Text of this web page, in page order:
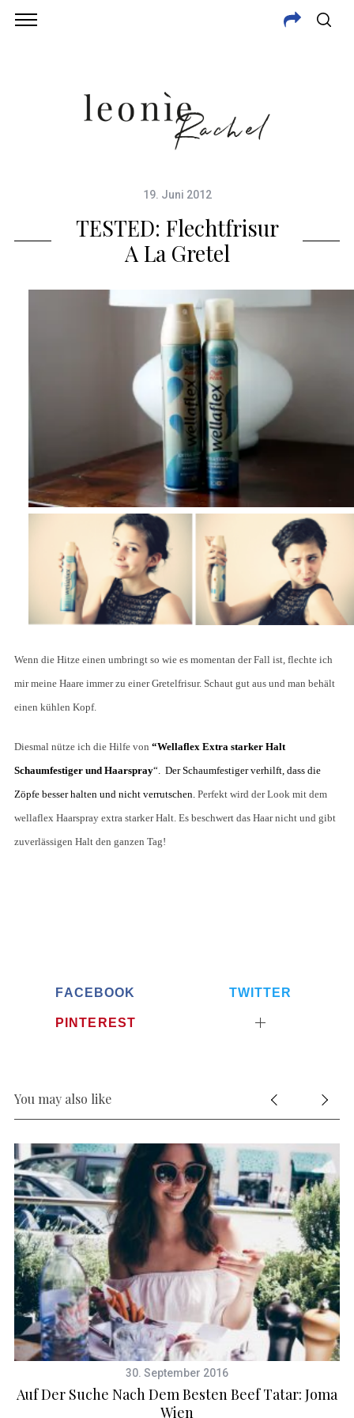
19. Juni 2012
TESTED: Flechtfrisur
A La Gretel
Wenn die Hitze einen umbringt so wie es momentan der Fall ist, flechte ich
mir meine Haare immer zu einer Gretelfrisur. Schaut gut aus und man behält
einen kühlen Kopf.
Diesmal nütze ich die Hilfe von “Wellaflex Extra starker Halt
Schaumfestiger und Haarspray“. Der Schaumfestiger verhilft, dass die
Zöpfe besser halten und nicht verrutschen. Perfekt wird der Look mit dem
wellaflex Haarspray extra starker Halt. Es beschwert das Haar nicht und gibt
zuverlässigen Halt den ganzen Tag!
FACEBOOK TWITTER
PINTEREST
You may also like
30. September 2016
Auf Der Suche Nach Dem Besten Beef Tatar: Joma
Wien